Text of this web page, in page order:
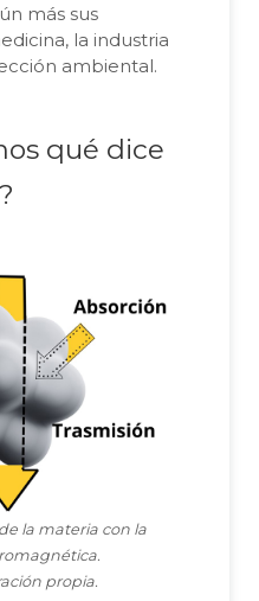
más sus
la industria
ambiental.
qué dice
la materia con la
propia.